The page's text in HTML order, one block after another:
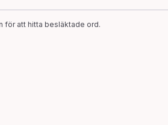
för att hitta besläktade ord.